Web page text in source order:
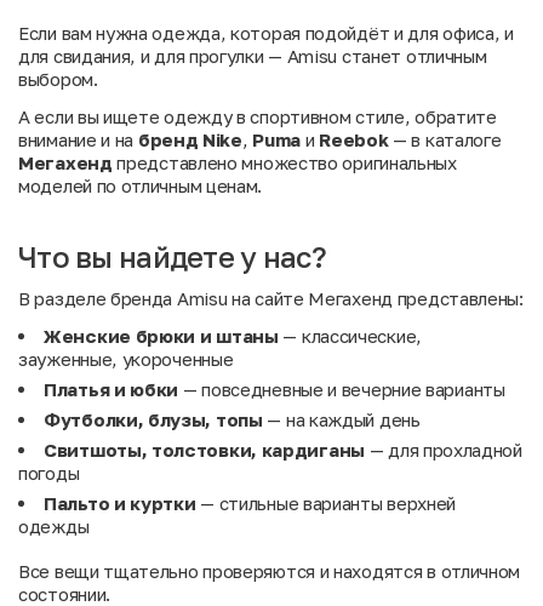
Если вам нужна одежда, которая подойдёт и для офиса, и
для свидания, и для прогулки — Amisu станет отличным
выбором.
А если вы ищете одежду в спортивном стиле, обратите
внимание и на бренд Nike, Puma и Reebok— в каталоге
Мегахенд представлено множество оригинальных
моделей по отличным ценам.
Что вы найдете у нас?
В разделе бренда Amisu на сайте Мегахенд представлены:
Женские брюки и штаны — классические,
зауженные, укороченные
Платья и юбки — повседневные и вечерние варианты
Футболки, блузы, топы — на каждый день
Свитшоты, толстовки, кардиганы — для прохладной
погоды
Пальто и куртки — стильные варианты верхней
одежды
Все вещи тщательно проверяются и находятся в отличном
состоянии.